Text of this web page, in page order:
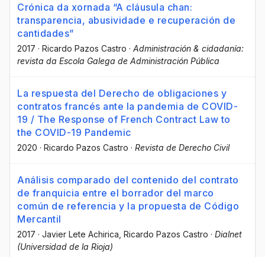
Crónica da xornada “A cláusula chan:
transparencia, abusividade e recuperación de
cantidades”
2017 · Ricardo Pazos Castro · Administración & cidadanía:
revista da Escola Galega de Administración Pública
La respuesta del Derecho de obligaciones y
contratos francés ante la pandemia de COVID-
19 / The Response of French Contract Law to
the COVID-19 Pandemic
2020 · Ricardo Pazos Castro · Revista de Derecho Civil
Análisis comparado del contenido del contrato
de franquicia entre el borrador del marco
común de referencia y la propuesta de Código
Mercantil
2017 · Javier Lete Achirica , Ricardo Pazos Castro · Dialnet
(Universidad de la Rioja)